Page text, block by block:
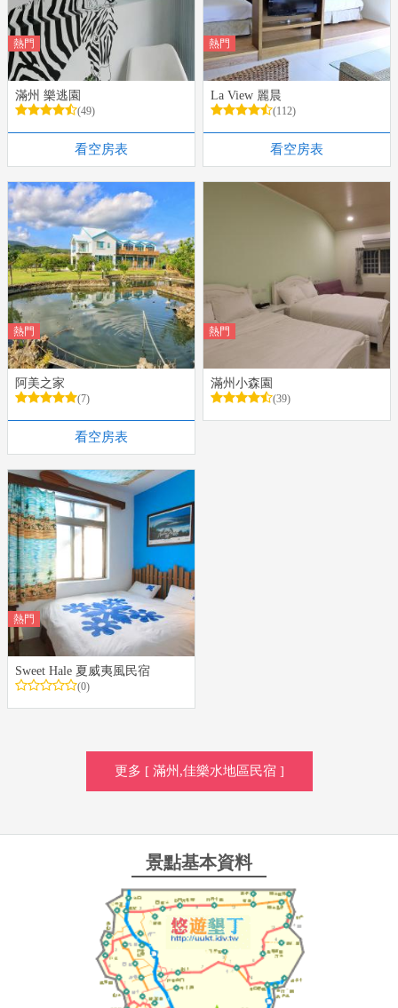
熱門
滿州 樂逃園
(49)
看空房表
熱門
La View 麗晨
(112)
看空房表
熱門
阿美之家
(7)
看空房表
熱門
滿州小森園
(39)
熱門
Sweet Hale 夏威夷風民宿
(0)
更多 [ 滿州,佳樂水地區民宿 ]
景點基本資料